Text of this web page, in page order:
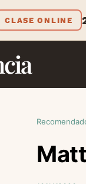
CLASE ONLINE